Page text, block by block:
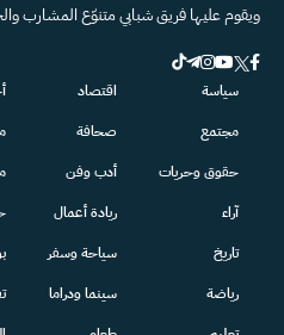
ويقوم عليها فريق شبابي متنوّع المشارب
سياسة
مجتمع
حقوق وحريات
آراء
تاريخ
رياضة
اقتصاد
صحافة
أدب وفن
ريادة أعمال
سياحة وسفر
سينما ودراما